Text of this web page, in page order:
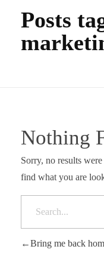
Posts
Nothing
Sorry, no results
find what you are
Bring me back